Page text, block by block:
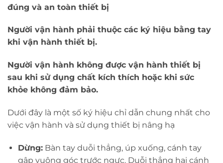
đúng và an toàn thiết bị
Người vận hành phải thuộc các ký hiệu bằng tay
khi vận hành thiết bị.
Người vận hành không được vận hành thiết bị
sau khi sử dụng chất kích thích hoặc khi sức
khỏe không đảm bảo.
Dưới đây là một số ký hiệu chỉ dẫn chung nhất cho
việc vận hành và sử dụng thiết bị nâng hạ
Dừng:Bàn tay duỗi thẳng, úp xuống, cánh tay
gập vuông góc trước ngực. Duỗi thẳng hai cánh